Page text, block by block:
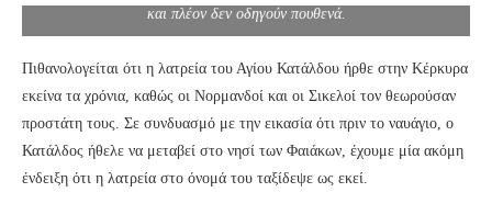
και πλέον δεν οδηγούν πουθενά.
Πιθανολογείται ότι η λατρεία του Αγίου Κατάλδου ήρθε στην Κέρκυρα
εκείνα τα χρόνια, καθώς οι Νορμανδοί και οι Σικελοί τον θεωρούσαν
προστάτη τους. Σε συνδυασμό με την εικασία ότι πριν το ναυάγιο, ο
Κατάλδος ήθελε να μεταβεί στο νησί των Φαιάκων, έχουμε μία ακόμη
ένδειξη ότι η λατρεία στο όνομά του ταξίδεψε ως εκεί.